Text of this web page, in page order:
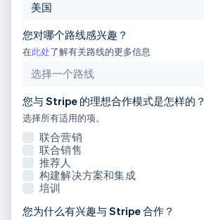
您对哪个路线感兴趣？
在此处了解有关路线的更多信息
您与 Stripe 的理想合作模式是怎样的？
选择所有适用的项。
联合营销
联合销售
推荐人
构建解决方案和集成
培训
您为什么有兴趣与 Stripe 合作？
波兰
丹麦
English
DeutschEnglish
FrançaisEnglish
芬兰
EnglishSvenska
荷兰
Nederlands English
加拿大
English
捷克